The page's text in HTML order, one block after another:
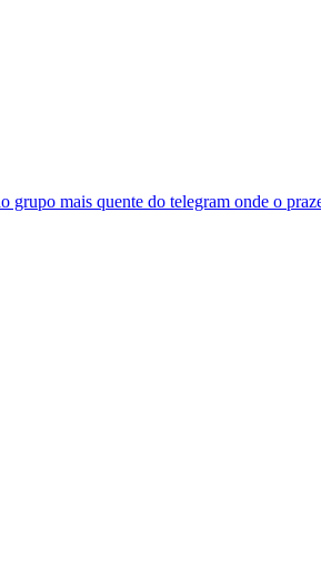
mais quente do telegram onde o